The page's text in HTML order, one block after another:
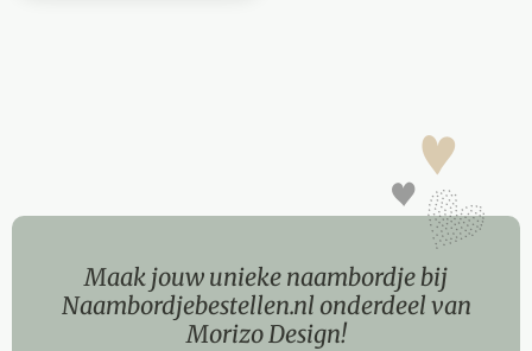
Maak jouw unieke naambordje bij
Naambordjebestellen.nl onderdeel van
Morizo Design!